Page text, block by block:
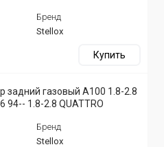
Бренд
Stellox
Купить
задний газовый A100 1.8-2.8
94-- 1.8-2.8 QUATTRO
Бренд
Stellox